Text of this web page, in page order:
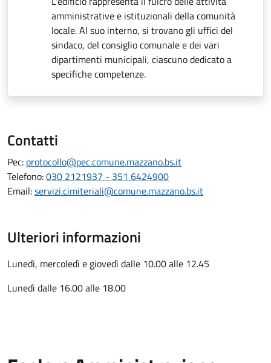
amministrative e istituzionali della comunità
locale. Al suo interno, si trovano gli uffici del
sindaco, del consiglio comunale e dei vari
dipartimenti municipali, ciascuno dedicato a
specifiche competenze.
Contatti
Pec: protocollo@pec.comune.mazzano.bs.it
Telefono:030 2121937 - 351 6424900
Email:servizi.cimiteriali@comune.mazzano.bs.it
Ulteriori informazioni
Lunedì, mercoledì e giovedì dalle 10.00 alle 12.45
Lunedì dalle 16.00 alle 18.00